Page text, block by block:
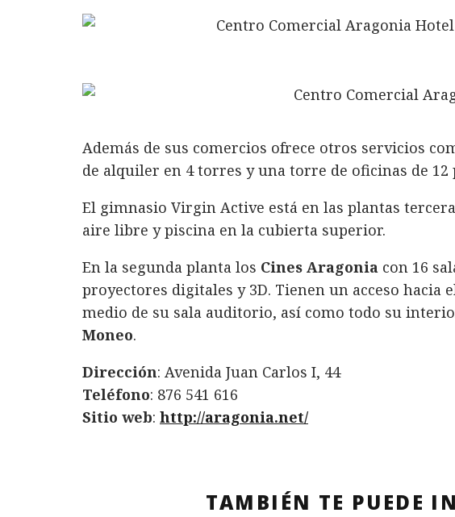
Además de sus comercios ofrece otros servicios
de alquiler en 4 torres y una torre de oficinas de 12
El gimnasio Virgin Active está en las plantas
aire libre y piscina en la cubierta superior.
En la segunda planta los Cines Aragonia con 16
proyectores digitales y 3D. Tienen un acceso hacia
medio de su sala auditorio, así como todo su
Moneo.
Dirección: Avenida Juan Carlos I, 44
Teléfono: 876 541 616
Sitio web: http://aragonia.net/
TAMBIÉN TE PUEDE